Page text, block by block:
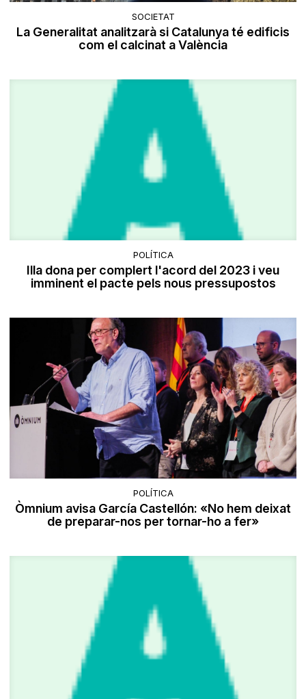
SOCIETAT
La Generalitat analitzarà si Catalunya té edificis
com el calcinat a València
POLÍTICA
Illa dona per complert l'acord del 2023 i veu
imminent el pacte pels nous pressupostos
POLÍTICA
Òmnium avisa García Castellón: «No hem deixat
de preparar-nos per tornar-ho a fer»